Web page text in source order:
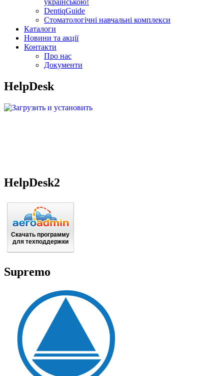
українською!
DentiqGuide
Стоматологічні навчальні комплекси
Каталоги
Новини та акції
Контакти
Про нас
Документи
HelpDesk
HelpDesk2
Скачать программу
для техподдержки
Supremo